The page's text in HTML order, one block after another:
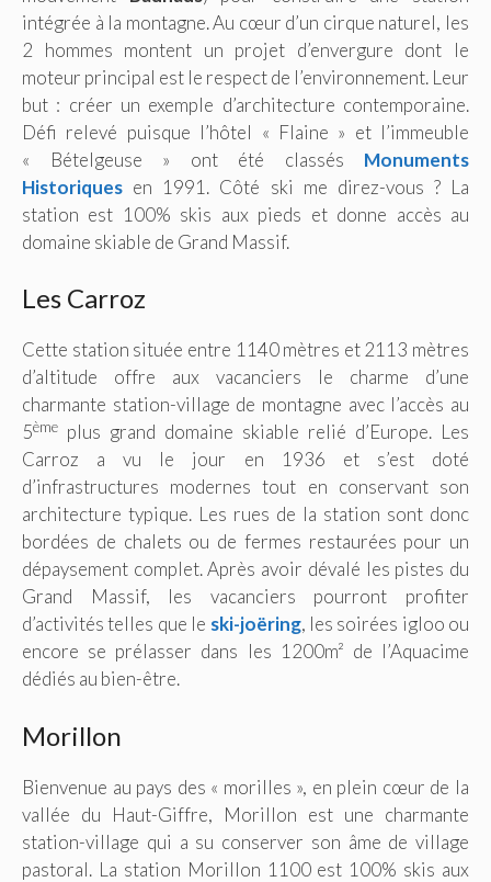
intégrée à la montagne. Au cœur d’un cirque naturel, les
2 hommes montent un projet d’envergure dont le
moteur principal est le respect de l’environnement. Leur
but : créer un exemple d’architecture contemporaine.
Défi relevé puisque l’hôtel « Flaine » et l’immeuble
« Bételgeuse » ont été classés Monuments
Historiques en 1991. Côté ski me direz-vous ? La
station est 100% skis aux pieds et donne accès au
domaine skiable de Grand Massif.
Les Carroz
Cette station située entre 1140 mètres et 2113 mètres
d’altitude offre aux vacanciers le charme d’une
charmante station-village de montagne avec l’accès au
5ème plus grand domaine skiable relié d’Europe. Les
Carroz a vu le jour en 1936 et s’est doté
d’infrastructures modernes tout en conservant son
architecture typique. Les rues de la station sont donc
bordées de chalets ou de fermes restaurées pour un
dépaysement complet. Après avoir dévalé les pistes du
Grand Massif, les vacanciers pourront profiter
d’activités telles que le ski-joëring, les soirées igloo ou
encore se prélasser dans les 1200m² de l’Aquacime
dédiés au bien-être.
Morillon
Bienvenue au pays des « morilles », en plein cœur de la
vallée du Haut-Giffre, Morillon est une charmante
station-village qui a su conserver son âme de village
pastoral. La station Morillon 1100 est 100% skis aux